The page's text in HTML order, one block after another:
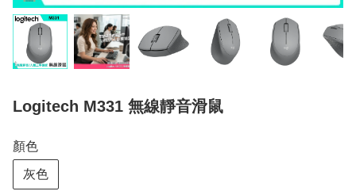
Logitech M331 無線靜音滑鼠
顏色
灰色